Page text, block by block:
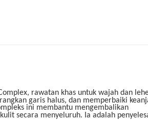
rawatan khas untuk wajah dan
garis halus, dan memperbaiki
ini membantu mengembalikan
secara menyeluruh. Ia adalah